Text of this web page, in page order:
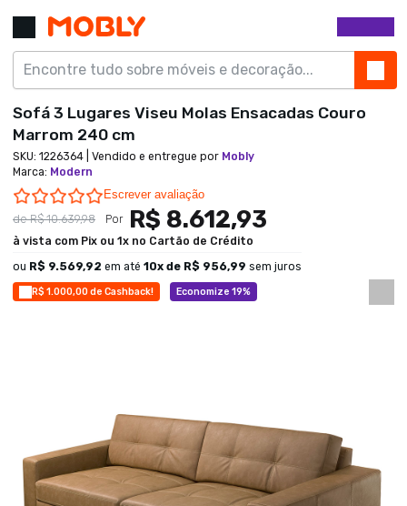
R$ 1.000,00 de Cashback! Economize 19%
Sofá 3 Lugares Viseu Molas Ensacadas Couro
Marrom 240 cm
SKU: 1226364 | Vendido e entregue por Mobly
Marca: Modern
0.0 star rating
Escrever avaliação
deR$ 10.639,98 Por R$ 8.612,93
à vista com Pix ou 1x no Cartão de Crédito
ou R$ 9.569,92 em até 10x de R$ 956,99 sem juros